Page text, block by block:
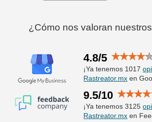
¿Cómo nos valoran
4.8/5
¡Ya tenemos 1017
Rastreator.mx en
9.5/10
¡Ya tenemos 3125
Rastreator.mx en